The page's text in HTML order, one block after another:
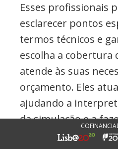
Esses profissionais
esclarecer pontos
termos técnicos e
escolha a cobertura
atende às suas
orçamento. Eles
ajudando a
da simulação e a